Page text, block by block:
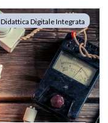
Didattica Digitale Integrata